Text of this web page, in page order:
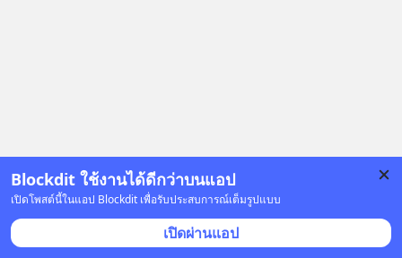
Blockdit ใช้งานได้ดีกว่าบนแอป
เปิดโพสต์นี้ในแอป Blockdit เพื่อรับประสบการณ์เต็มรูปแบบ
เปิดผ่านแอป